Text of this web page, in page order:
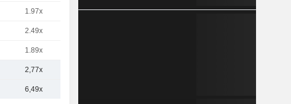
1.97x
2.49x
1.89x
2,77x
6,49x